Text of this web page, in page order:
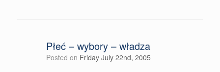
Płeć – wybory – władza
Posted on Friday July 22nd, 2005